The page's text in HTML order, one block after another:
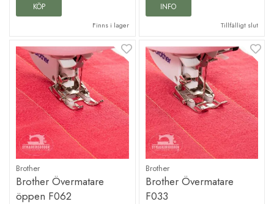
KÖP
Finns i lager
INFO
Tillfälligt slut
Brother
Brother Övermatare
öppen F062
Brother
Brother Övermatare
F033